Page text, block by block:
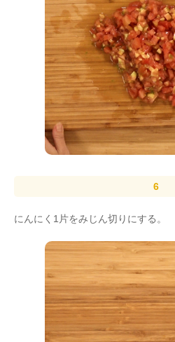
にんにく1片をみじん切りにする。